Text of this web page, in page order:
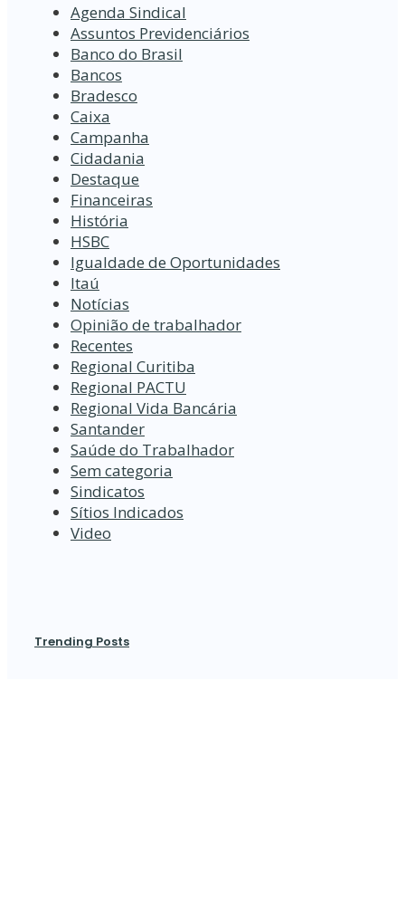
Agenda Sindical
Assuntos Previdenciários
Banco do Brasil
Bancos
Bradesco
Caixa
Campanha
Cidadania
Destaque
Financeiras
História
HSBC
Igualdade de Oportunidades
Itaú
Notícias
Opinião de trabalhador
Recentes
Regional Curitiba
Regional PACTU
Regional Vida Bancária
Santander
Saúde do Trabalhador
Sem categoria
Sindicatos
Sítios Indicados
Video
Trending Posts